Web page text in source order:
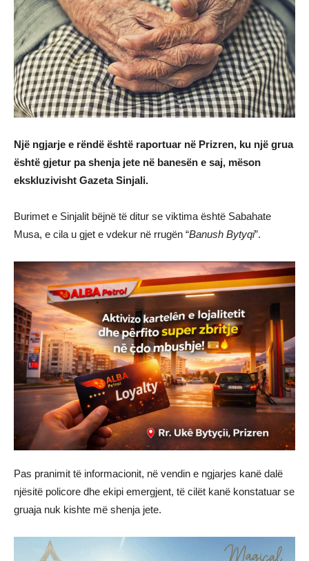
Një ngjarje e rëndë është raportuar në Prizren, ku një grua
është gjetur pa shenja jete në banesën e saj, mëson
ekskluzivisht Gazeta Sinjali.
Burimet e Sinjalit bëjnë të ditur se viktima është Sabahate
Musa, e cila u gjet e vdekur në rrugën “Banush Bytyqi”.
Pas pranimit të informacionit, në vendin e ngjarjes kanë dalë
njësitë policore dhe ekipi emergjent, të cilët kanë konstatuar se
gruaja nuk kishte më shenja jete.